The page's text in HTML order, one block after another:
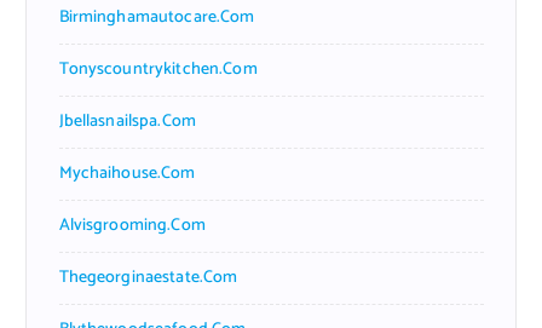
Birminghamautocare.com
Tonyscountrykitchen.com
Jbellasnailspa.com
Mychaihouse.com
Alvisgrooming.com
Thegeorginaestate.com